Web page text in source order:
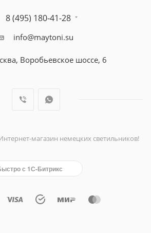
8 (495) 180-41-28
info@maytoni.su
Воробьевское шоссе, 6
магазин немецких светильников!
с 1С-Битрикс